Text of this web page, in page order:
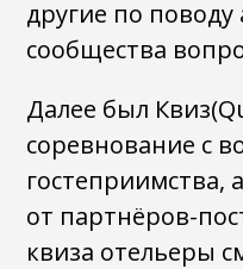
другие по поводу
сообщества
Далее был
соревнование с
гостеприимства,
от партнёров-
квиза отельеры